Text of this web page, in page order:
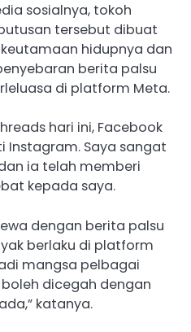
sosialnya, tokoh
tersebut dibuat
hidupnya dan
berita palsu
di platform Meta.
hari ini, Facebook
Instagram. Saya sangat
ia telah memberi
kepada saya.
dengan berita palsu
berlaku di platform
mangsa pelbagai
dicegah dengan
katanya.